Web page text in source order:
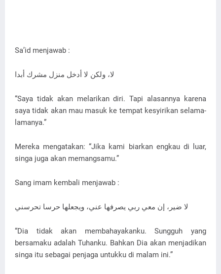
Sa’id menjawab :
لا، ولكن لا أدخل منزل مشرك أبدا
“Saya tidak akan melarikan diri. Tapi alasannya karena
saya tidak akan mau masuk ke tempat kesyirikan selama-
lamanya.”
Mereka mengatakan: “Jika kami biarkan engkau di luar,
singa juga akan memangsamu.”
Sang imam kembali menjawab :
لا ضير، إن معي ربي يصرفها عني، ويجعلها حرسا تحرسني
“Dia tidak akan membahayakanku. Sungguh yang
bersamaku adalah Tuhanku. Bahkan Dia akan menjadikan
singa itu sebagai penjaga untukku di malam ini.”